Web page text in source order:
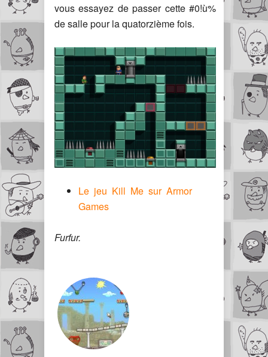
vous essayez de passer cette #0!ù%
de salle pour la quatorzième fois.
Le jeu Kill Me sur Armor
Games
Furfur.